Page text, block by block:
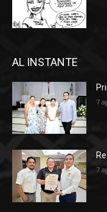
AL INSTANTE
7
7